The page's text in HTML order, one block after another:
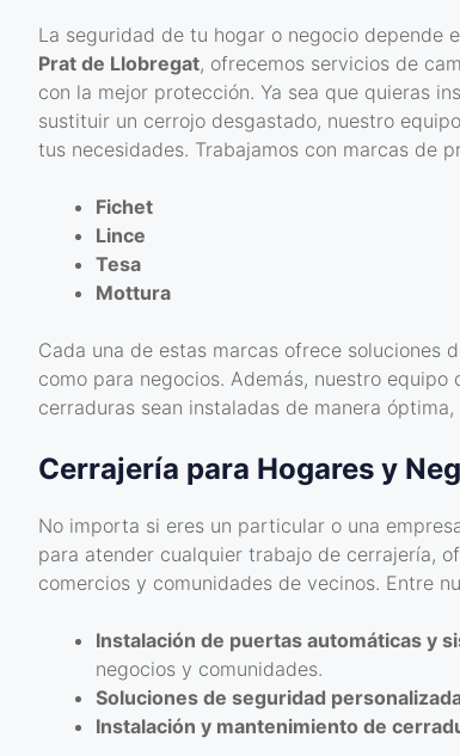
La seguridad de tu hogar o negocio depende
Prat de Llobregat, ofrecemos servicios de
con la mejor protección. Ya sea que quieras
sustituir un cerrojo desgastado, nuestro
tus necesidades. Trabajamos con marcas de
Fichet
Lince
Tesa
Mottura
Cada una de estas marcas ofrece
como para negocios. Además, nuestro equipo
cerraduras sean instaladas de manera
Cerrajería para Hogares y
No importa si eres un particular o una
para atender cualquier trabajo de cerrajería,
comercios y comunidades de vecinos. Entre
Instalación de puertas automáticas y
negocios y comunidades.
Soluciones de seguridad
Instalación y mantenimiento de